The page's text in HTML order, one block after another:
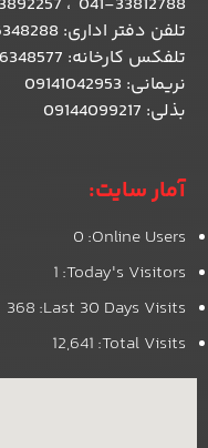
تلفن دفتر اداری: 36348288-041
تلفکس کارخانه: 36348577-041
نریمانی: 09141042953
بذلی: 09144099217
آمار سایت:
Online Users:
0
Today's Visitors:
1
Last 30 Days Visits:
368
Total Visits:
12,641